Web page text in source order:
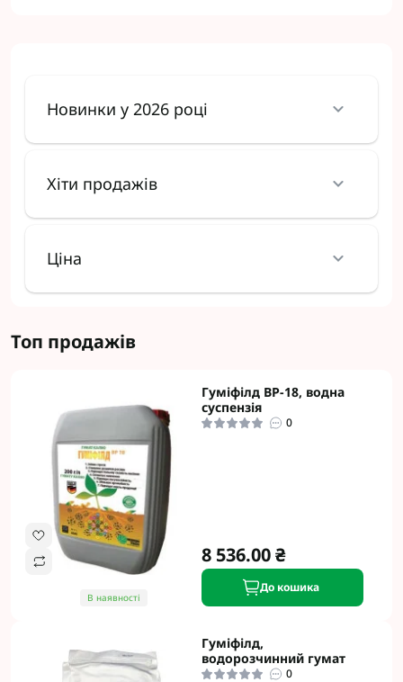
Новинки у 2026 році
Хіти продажів
Ціна
Топ продажів
В наявності
Гуміфілд ВР-18, водна
суспензія
0
8 536.00 ₴
До кошика
Гуміфілд,
водорозчинний гумат
0